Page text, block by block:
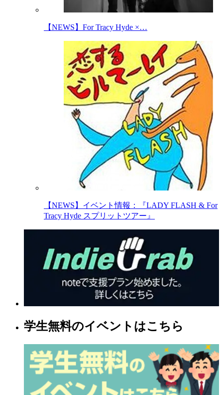
【NEWS】For Tracy Hyde ×…
【NEWS】イベント情報：『LADY FLASH & For
Tracy Hyde スプリットツアー』
学生無料のイベントはこちら